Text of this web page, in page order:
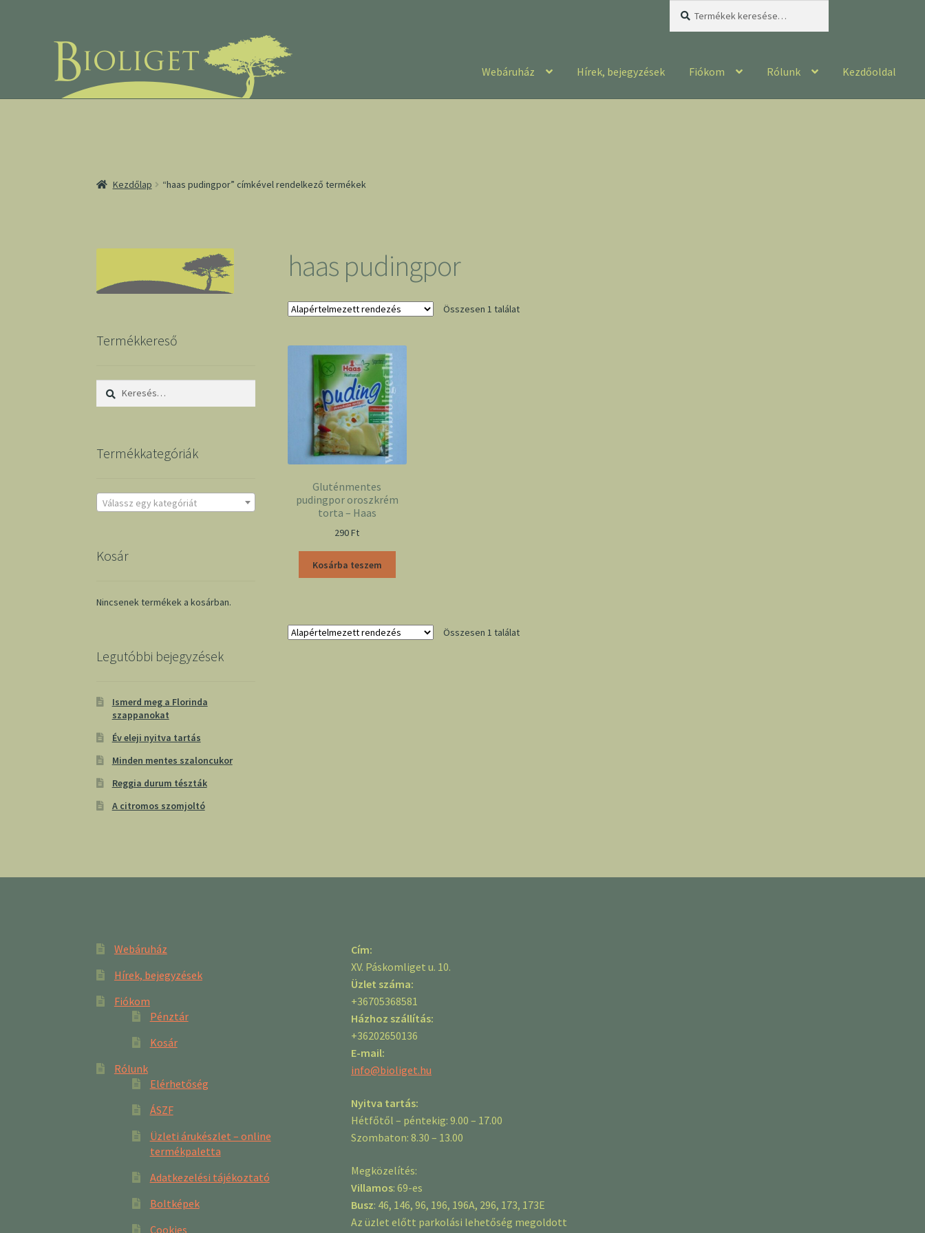
Webáruház Hírek, bejegyzések Fiókom Rólunk Kezdőoldal
Kezdőlap “haas pudingpor” címkével rendelkező termékek
haas pudingpor
Összesen 1 találat
Gluténmentes
pudingpor oroszkrém
torta – Haas
290Ft
Kosárba teszem
Összesen 1 találat
Termékkereső
Keresés:
Termékkategóriák
Válassz egy kategóriát
Kosár
Nincsenek termékek a kosárban.
Legutóbbi bejegyzések
Ismerd meg a Florinda
szappanokat
Év eleji nyitva tartás
Minden mentes szaloncukor
Reggia durum tészták
A citromos szomjoltó
Webáruház
Hírek, bejegyzések
Fiókom
Pénztár
Kosár
Rólunk
Elérhetőség
ÁSZF
Üzleti árukészlet – online
termékpaletta
Adatkezelési tájékoztató
Boltképek
Cookies
Cím:
XV. Páskomliget u. 10.
Üzlet száma:
+36705368581
Házhoz szállítás:
+36202650136
E-mail:
info@bioliget.hu
Nyitva tartás:
Hétfőtől – péntekig: 9.00 – 17.00
Szombaton: 8.30 – 13.00
Megközelítés:
Villamos: 69-es
Busz: 46, 146, 96, 196, 196A, 296, 173, 173E
Az üzlet előtt parkolási lehetőség megoldott